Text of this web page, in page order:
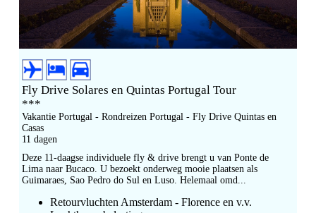
Fly Drive Solares en Quintas Portugal Tour
***
Vakantie Portugal - Rondreizen Portugal - Fly Drive Quintas en
Casas
11 dagen
Deze 11-daagse individuele fly & drive brengt u van Ponte de
Lima naar Bucaco. U bezoekt onderweg mooie plaatsen als
Guimaraes, Sao Pedro do Sul en Luso. Helemaal omd...
Retourvluchten Amsterdam - Florence en v.v.